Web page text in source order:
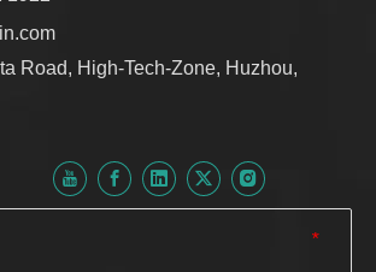
Road, High-Tech-Zone, Huzhou,
*